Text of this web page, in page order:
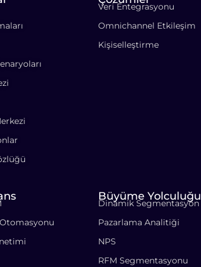
Veri Entegrasyonu
Omnichannel Etkileşim
Kişiselleştirme
Büyüme Yolculuğu
Dinamik Segmentasyon
Pazarlama Analitiği
NPS
RFM Segmentasyonu